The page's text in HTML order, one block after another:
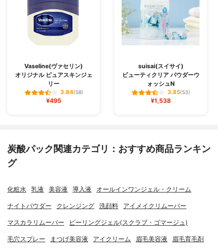
Vaseline(ヴァセリン)
オリジナル ピュアスキンジェ
リー
3.84(58)
¥495
suisai(スイサイ)
ビューティクリア パウダーウ
ォッシュN
3.85(53)
¥1,538
炭酸パック関連カテゴリ：おすすめ商品ランキン
グ
化粧水 乳液 美容液 導入液 オールインワンジェル・クリーム
ナイトパウダー クレンジング 洗顔料 アイメイクリムーバー
マスカラリムーバー ピーリングジェル(スクラブ・ゴマージュ)
毛穴スプレー まつげ美容液 アイクリーム 眉毛美容液 眉毛育毛剤